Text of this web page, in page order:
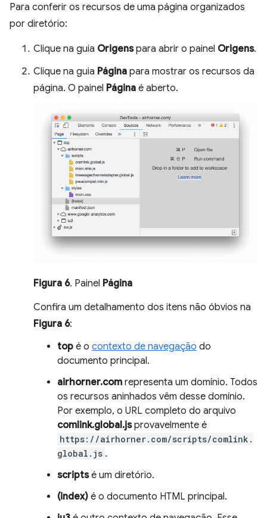
Para conferir os recursos de uma página organizados
por diretório:
Clique na guia Origenspara abrir o painel Origens.
Clique na guia Página para mostrar os recursos da
página. O painel Página é aberto.
Figura 6. Painel Página
Confira um detalhamento dos itens não óbvios na
Figura 6:
top é o contexto de navegação do
documento principal.
airhorner.com representa um domínio. Todos
os recursos aninhados vêm desse domínio.
Por exemplo, o URL completo do arquivo
comlink.global.jsprovavelmente é
https://airhorner.com/scripts/comlink.
global.js .
scriptsé um diretório.
(index) é o documento HTML principal.